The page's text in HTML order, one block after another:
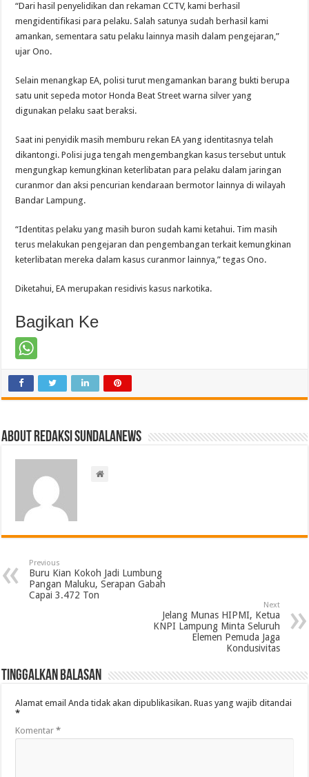
“Dari hasil penyelidikan dan rekaman CCTV, kami berhasil
mengidentifikasi para pelaku. Salah satunya sudah berhasil kami
amankan, sementara satu pelaku lainnya masih dalam pengejaran,”
ujar Ono.
Selain menangkap EA, polisi turut mengamankan barang bukti berupa
satu unit sepeda motor Honda Beat Street warna silver yang
digunakan pelaku saat beraksi.
Saat ini penyidik masih memburu rekan EA yang identitasnya telah
dikantongi. Polisi juga tengah mengembangkan kasus tersebut untuk
mengungkap kemungkinan keterlibatan para pelaku dalam jaringan
curanmor dan aksi pencurian kendaraan bermotor lainnya di wilayah
Bandar Lampung.
“Identitas pelaku yang masih buron sudah kami ketahui. Tim masih
terus melakukan pengejaran dan pengembangan terkait kemungkinan
keterlibatan mereka dalam kasus curanmor lainnya,” tegas Ono.
Diketahui, EA merupakan residivis kasus narkotika.
Bagikan Ke
About Redaksi Sundalanews
Previous
Buru Kian Kokoh Jadi Lumbung
Pangan Maluku, Serapan Gabah
Capai 3.472 Ton
Next
Jelang Munas HIPMI, Ketua
KNPI Lampung Minta Seluruh
Elemen Pemuda Jaga
Kondusivitas
Tinggalkan Balasan
Alamat email Anda tidak akan dipublikasikan. Ruas yang wajib ditandai
*
Komentar*